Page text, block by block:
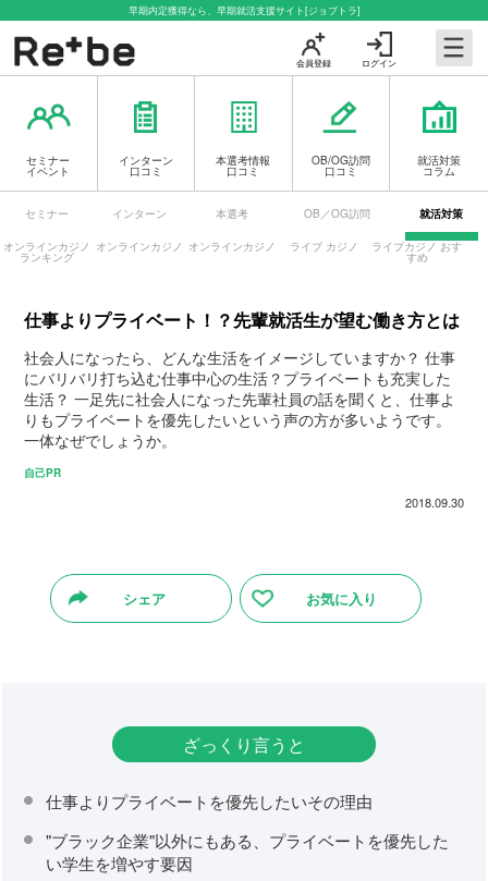
早期内定獲得なら、早期就活支援サイト[ジョブトラ]
ログイン
会員登録
セミナー
イベント
インターン
口コミ
本選考情報
口コミ
OB/OG訪問
口コミ
就活対策
コラム
セミナー インターン 本選考 OB／OG訪問 就活対策
オンラインカジノ
ランキング
オンラインカジノ オンラインカジノ ライブ カジノ ライブカジノ おす
すめ
仕事よりプライベート！？先輩就活生が望む働き方とは
社会人になったら、どんな生活をイメージしていますか？ 仕事
にバリバリ打ち込む仕事中心の生活？プライベートも充実した
生活？ 一足先に社会人になった先輩社員の話を聞くと、仕事よ
りもプライベートを優先したいという声の方が多いようです。
一体なぜでしょうか。
自己PR
2018.09.30
シェア お気に入り
ざっくり言うと
仕事よりプライベートを優先したいその理由
"ブラック企業"以外にもある、プライベートを優先した
い学生を増やす要因